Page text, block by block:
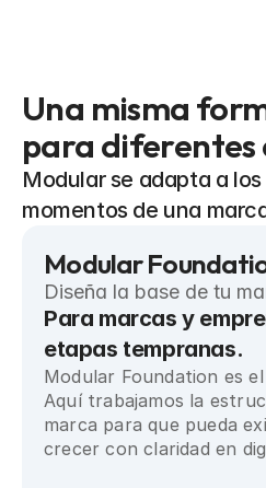
Una misma
para diferentes
Modular se adapta a
momentos de una
Modular
Diseña la base de tu
Para marcas y
etapas tempranas.
Modular Foundation es
Aquí trabajamos la
marca para que pueda
crecer con claridad en